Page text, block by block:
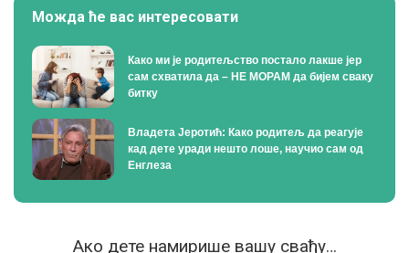
Можда ће вас интересовати
Како ми је родитељство постало лакше јер
сам схватила да – НЕ МОРАМ да бијем сваку
битку
Владета Јеротић: Како родитељ да реагује
кад дете уради нешто лоше, научио сам од
Енглеза
Ако дете намирише вашу свађу…